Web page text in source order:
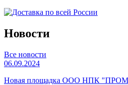
Новости
Все новости
06.09.2024
Новая площадка ООО НПК